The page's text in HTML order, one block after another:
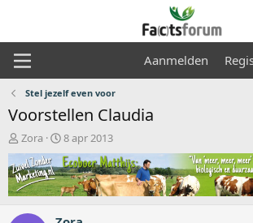
Aanmelden
Stel jezelf even voor
Voorstellen Claudia
O
n
d
e
r
w
Zora
S
t
a
r
t
8 apr 2013